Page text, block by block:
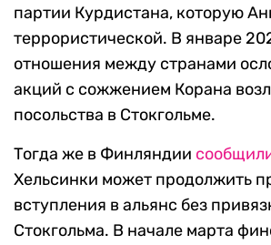
партии Курдистана, которую
террористической. В январе
отношения между странами
акций с сожжением Корана
посольства в Стокгольме.
Тогда же в Финляндии
Хельсинки может продолжить
вступления в альянс без
Стокгольма. В начале марта